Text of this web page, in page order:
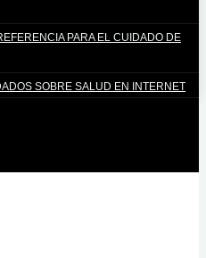
PARA EL CUIDADO DE
SOBRE SALUD EN INTERNET